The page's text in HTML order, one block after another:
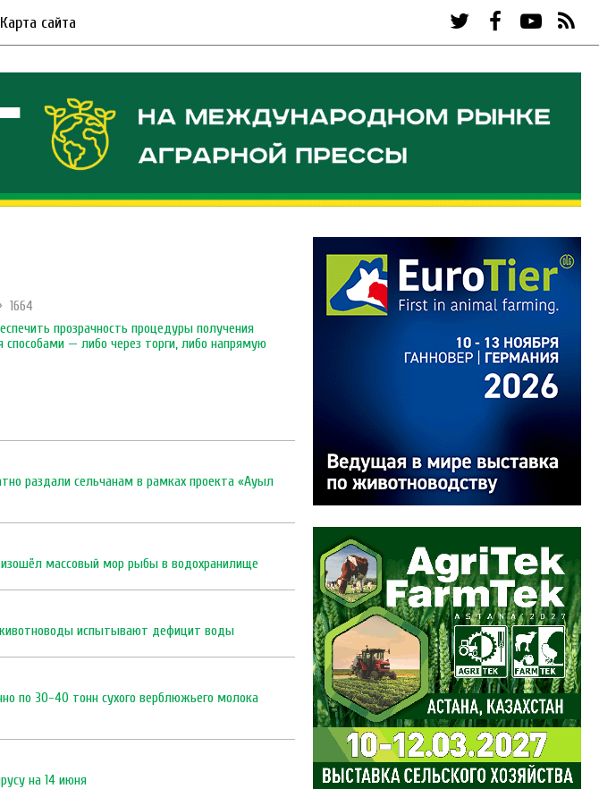
Карта сайта
1664
прозрачность процедуры получения
способами — либо через торги, либо напрямую
раздали сельчанам в рамках проекта «Ауыл
массовый мор рыбы в водохранилище
испытывают дефицит воды
по 30-40 тонн сухого верблюжьего молока
на 14 июня